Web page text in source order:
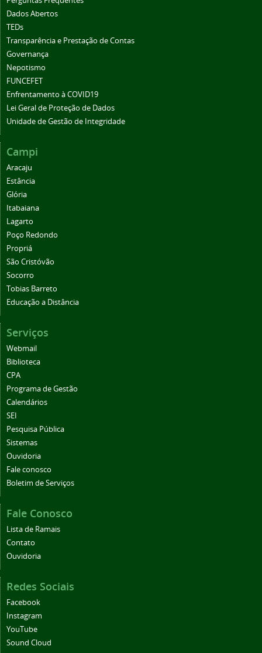
Dados Abertos
TEDs
Transparência e Prestação de Contas
Governança
Nepotismo
FUNCEFET
Enfrentamento à COVID19
Lei Geral de Proteção de Dados
Unidade de Gestão de Integridade
Campi
Aracaju
Estância
Glória
Itabaiana
Lagarto
Poço Redondo
Propriá
São Cristóvão
Socorro
Tobias Barreto
Educação a Distância
Serviços
Webmail
Biblioteca
CPA
Programa de Gestão
Calendários
SEI
Pesquisa Pública
Sistemas
Ouvidoria
Fale conosco
Boletim de Serviços
Fale Conosco
Lista de Ramais
Contato
Ouvidoria
Redes Sociais
Facebook
Instagram
YouTube
Sound Cloud